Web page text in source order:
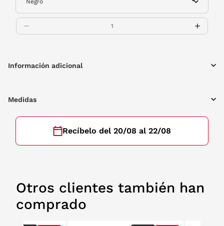
Información adicional
Medidas
Recíbelo del 20/08 al 22/08
Otros clientes también han
comprado